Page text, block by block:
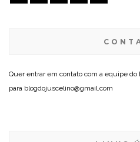
Quer entrar em contato com a equipe
para blogdojuscelino@gmail.com